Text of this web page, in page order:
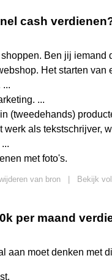
cash
Ben jij iemand
Het starten
...
...
(tweedehands)
werk als tekstschrijver,
met foto's.
van bron Bekijk
per maand
aan moet denken met